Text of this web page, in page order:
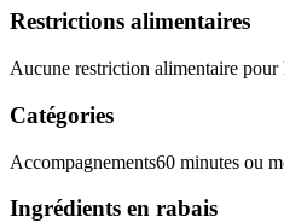
Restrictions alimentaires
Aucune restriction alimentaire pour
Catégories
Accompagnements60 minutes ou
Ingrédients en rabais